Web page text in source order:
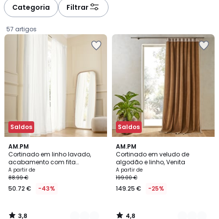
Categoria Filtrar
57 artigos
Saldos
AM.PM
Cortinado em linho lavado,
acabamento com fita
franzida, Private
Preço
a
partir
50.72
A partir de
88.99 €
50.72 € -43%
3,8
/ 5
11
Cores
3,8
Saldos
AM.PM
Cortinado em veludo de
algodão e linho, Venita
A partir de
199.00 €
149.25 € -25%
4,8
/ 5
4
Cores
4,8